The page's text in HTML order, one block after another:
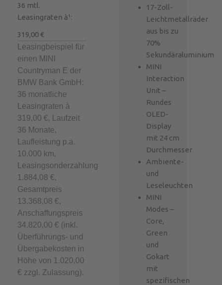
36 mtl.
Leasingraten à¹:
319,00 €
Leasingbeispiel für
einen MINI
Countryman E der
BMW Bank GmbH:
36 monatliche
Leasingraten à
319,00 €, Laufzeit
36 Monate,
Laufleistung p.a.
10.000 km,
Leasingsonderzahlung
1.884,08 €,
Gesamtpreis
13.368,08 €,
Anschaffungspreis
34.820,00 € (inkl.
Überführungs- und
Übergabekosten in
Höhe von 1.020,00
€ zzgl. Zulassung)​.
17-Zoll-
Leichtmetallräder
aus bis zu
70%
Sekundäraluminium
MINI
Interaction
Unit –
Rundes
OLED-
Display
mit 24 cm
Durchmesser
Ambiente-
und
Leseleuchten
MINI
Modes –
Core,
Green
und
Gokart
mit
spezifischen